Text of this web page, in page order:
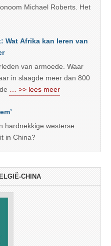
Michael Roberts. Het
Wat Afrika kan leren van
van armoede. Waar
in slaagde meer dan 800
… >> lees meer
hardnekkige westerse
in China?
CHINA